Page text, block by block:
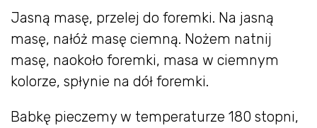
Jasną masę, przelej do foremki. Na jasną
masę, nałóż masę ciemną. Nożem natnij
masę, naokoło foremki, masa w ciemnym
kolorze, spłynie na dół foremki.
Babkę pieczemy w temperaturze 180 stopni,